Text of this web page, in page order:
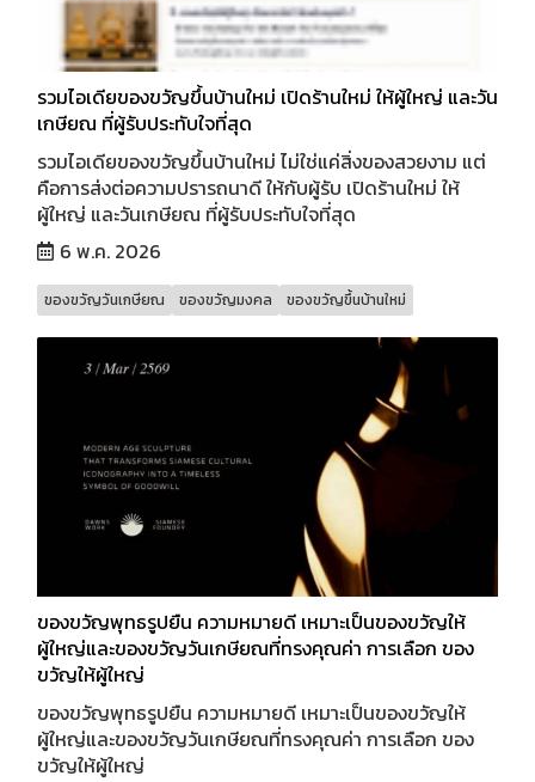
รวมไอเดียของขวัญขึ้นบ้านใหม่ เปิดร้านใหม่ ให้ผู้ใหญ่ และวัน
เกษียณ ที่ผู้รับประทับใจที่สุด
รวมไอเดียของขวัญขึ้นบ้านใหม่ ไม่ใช่แค่สิ่งของสวยงาม แต่
คือการส่งต่อความปรารถนาดี ให้กับผู้รับ เปิดร้านใหม่ ให้
ผู้ใหญ่ และวันเกษียณ ที่ผู้รับประทับใจที่สุด
6 พ.ค. 2026
ของขวัญวันเกษียณ ของขวัญมงคล ของขวัญขึ้นบ้านใหม่
ของขวัญพุทธรูปยืน ความหมายดี เหมาะเป็นของขวัญให้
ผู้ใหญ่และของขวัญวันเกษียณที่ทรงคุณค่า การเลือก ของ
ขวัญให้ผู้ใหญ่
ของขวัญพุทธรูปยืน ความหมายดี เหมาะเป็นของขวัญให้
ผู้ใหญ่และของขวัญวันเกษียณที่ทรงคุณค่า การเลือก ของ
ขวัญให้ผู้ใหญ่